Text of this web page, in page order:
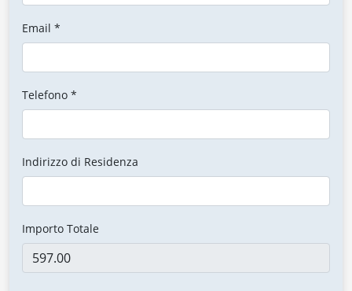
Email *
Telefono *
Indirizzo di Residenza
Importo Totale